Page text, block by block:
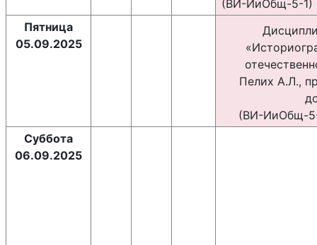
(ВИ-ИиОбщ-5-1)
Пятница
05.09.2025
Пелих А.Л.,
(ВИ-ИиОбщ-
Суббота
06.09.2025